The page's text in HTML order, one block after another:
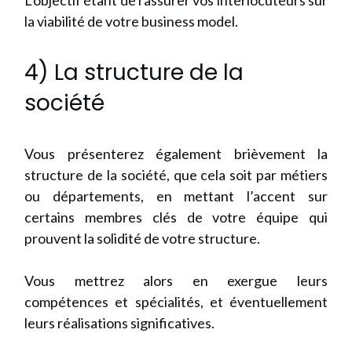
la viabilité de votre business model.
4) La structure de la
société
Vous présenterez également brièvement la
structure de la société, que cela soit par métiers
ou départements, en mettant l’accent sur
certains membres clés de votre équipe qui
prouvent la solidité de votre structure.
Vous mettrez alors en exergue leurs
compétences et spécialités, et éventuellement
leurs réalisations significatives.